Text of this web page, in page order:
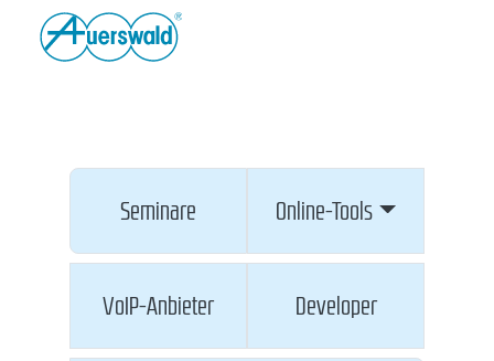
Seminare Online-Tools
VoIP-Anbieter Developer